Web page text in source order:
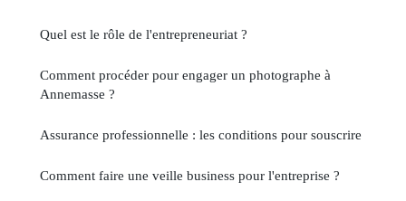
Quel est le rôle de l'entrepreneuriat ?
Comment procéder pour engager un photographe à
Annemasse ?
Assurance professionnelle : les conditions pour souscrire
Comment faire une veille business pour l'entreprise ?